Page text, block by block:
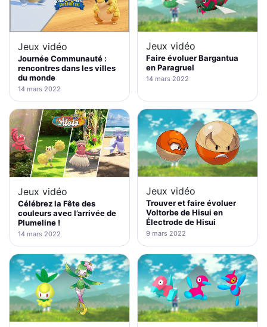
Jeux vidéo
Journée Communauté :
rencontres dans les villes
du monde
14 mars 2022
Jeux vidéo
Faire évoluer Bargantua
en Paragruel
14 mars 2022
Jeux vidéo
Célébrez la Fête des
couleurs avec l’arrivée de
Plumeline !
14 mars 2022
Jeux vidéo
Trouver et faire évoluer
Voltorbe de Hisui en
Électrode de Hisui
9 mars 2022